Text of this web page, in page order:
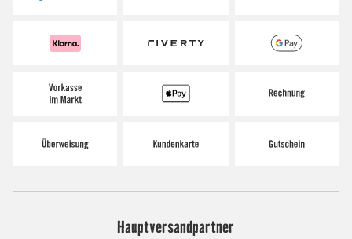
Hauptversandpartner